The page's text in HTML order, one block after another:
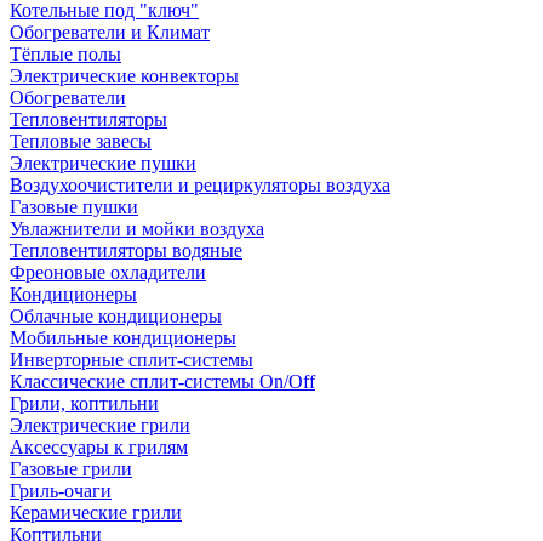
Котельные под "ключ"
Обогреватели и Климат
Тёплые полы
Электрические конвекторы
Обогреватели
Тепловентиляторы
Тепловые завесы
Электрические пушки
Воздухоочистители и рециркуляторы воздуха
Газовые пушки
Увлажнители и мойки воздуха
Тепловентиляторы водяные
Фреоновые охладители
Кондиционеры
Облачные кондиционеры
Мобильные кондиционеры
Инверторные сплит-системы
Классические сплит-системы On/Off
Грили, коптильни
Электрические грили
Аксессуары к грилям
Газовые грили
Гриль-очаги
Керамические грили
Коптильни